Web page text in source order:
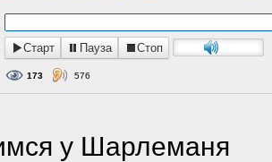
Старт Пауза Стоп
173 576
у Шарлеманя